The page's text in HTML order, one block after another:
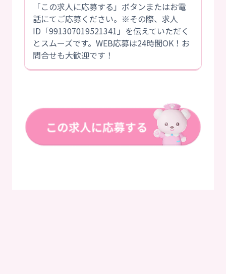
「この求人に応募する」ボタンまたはお電
話にてご応募ください。※その際、求人
ID「991307019521341」を伝えていただく
とスムーズです。WEB応募は24時間OK！お
問合せも大歓迎です！